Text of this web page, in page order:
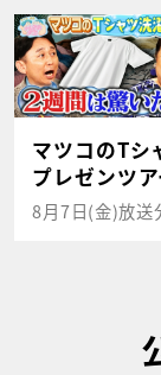
マツコのTシ
プレゼンツア
8月7日(金)放送